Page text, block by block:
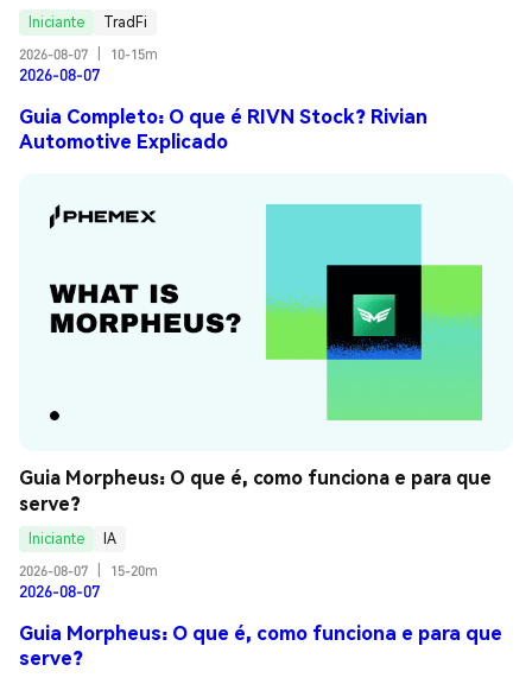
Iniciante
TradFi
2026-08-07
10-15m
2026-08-07
Guia Completo: O que é RIVN Stock? Rivian
Automotive Explicado
Guia Morpheus: O que é, como funciona e para que
serve?
Iniciante
IA
2026-08-07
15-20m
2026-08-07
Guia Morpheus: O que é, como funciona e para que
serve?